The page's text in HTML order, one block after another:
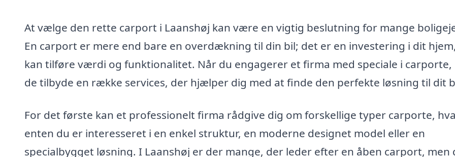
At vælge den rette carport i Laanshøj kan være en vigtig beslutning for mange
En carport er mere end bare en overdækning til din bil; det er en investering i dit
kan tilføre værdi og funktionalitet. Når du engagerer et firma med speciale i carporte,
de tilbyde en række services, der hjælper dig med at finde den perfekte løsning til dit
For det første kan et professionelt firma rådgive dig om forskellige typer carporte,
enten du er interesseret i en enkel struktur, en moderne designet model eller en
specialbygget løsning. I Laanshøj er der mange, der leder efter en åben carport, men